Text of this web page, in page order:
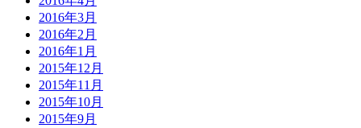
2016年3月
2016年2月
2016年1月
2015年12月
2015年11月
2015年10月
2015年9月